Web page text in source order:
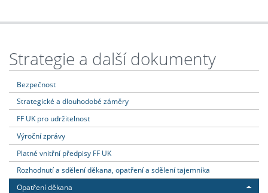
Strategie a další dokumenty
Bezpečnost
Strategické a dlouhodobé záměry
FF UK pro udržitelnost
Výroční zprávy
Platné vnitřní předpisy FF UK
Rozhodnutí a sdělení děkana, opatření a sdělení tajemníka
Opatření děkana